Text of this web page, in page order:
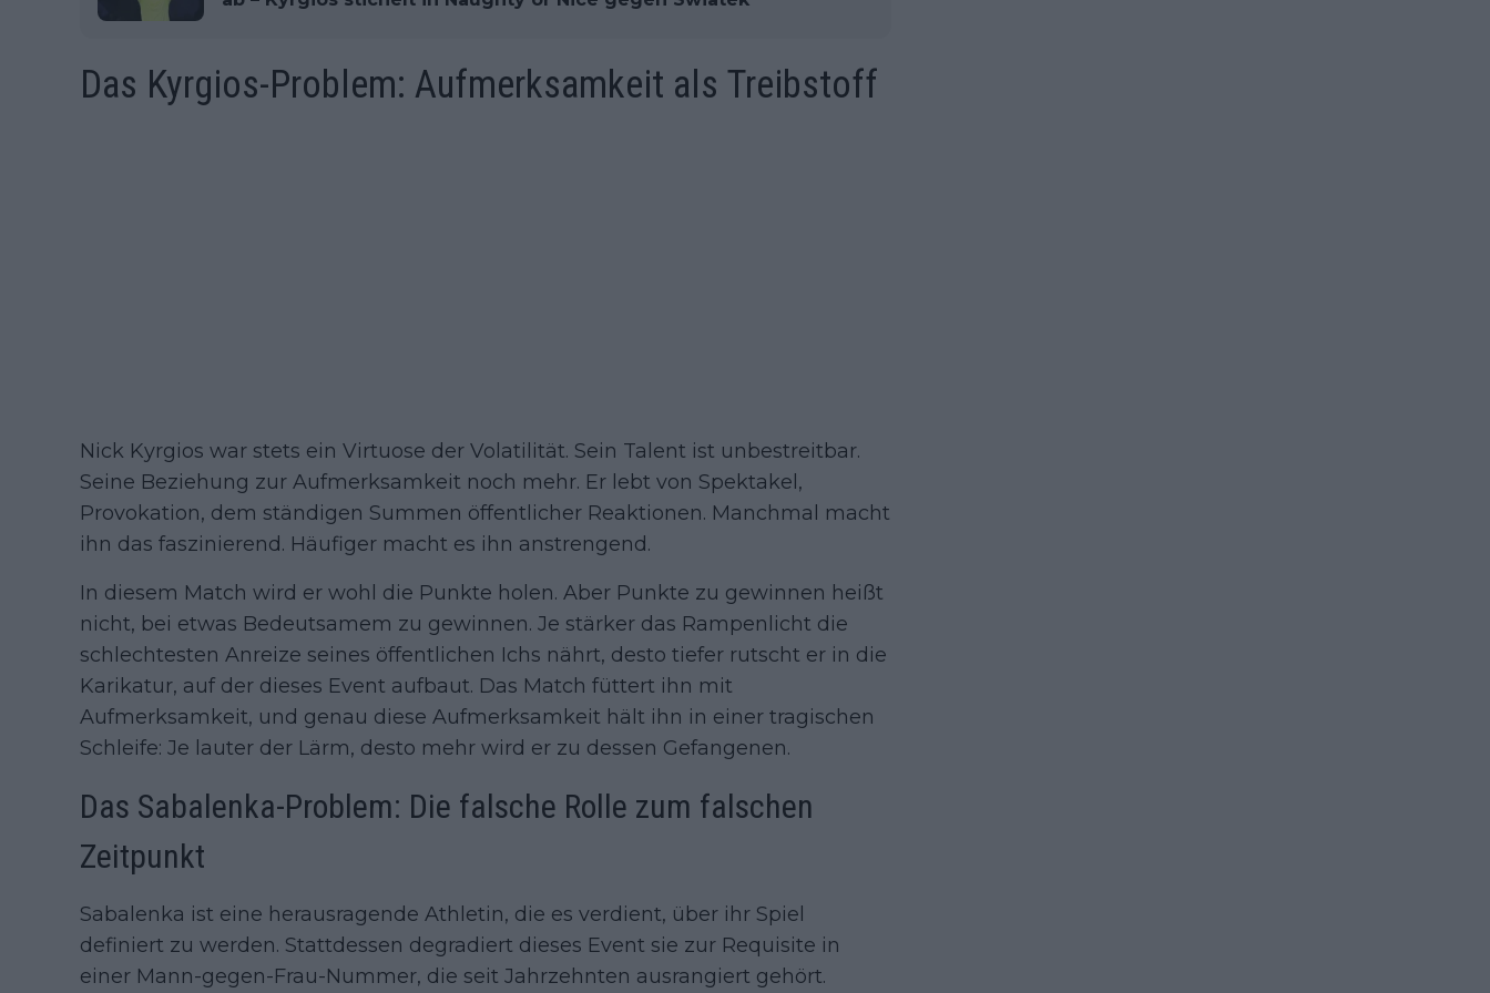
Das Kyrgios-Problem: Aufmerksamkeit als Treibstoff
Nick Kyrgios war stets ein Virtuose der Volatilität. Sein Talent ist unbestreitbar.
Seine Beziehung zur Aufmerksamkeit noch mehr. Er lebt von Spektakel,
Provokation, dem ständigen Summen öffentlicher Reaktionen. Manchmal macht
ihn das faszinierend. Häufiger macht es ihn anstrengend.
In diesem Match wird er wohl die Punkte holen. Aber Punkte zu gewinnen heißt
nicht, bei etwas Bedeutsamem zu gewinnen. Je stärker das Rampenlicht die
schlechtesten Anreize seines öffentlichen Ichs nährt, desto tiefer rutscht er in die
Karikatur, auf der dieses Event aufbaut. Das Match füttert ihn mit
Aufmerksamkeit, und genau diese Aufmerksamkeit hält ihn in einer tragischen
Schleife: Je lauter der Lärm, desto mehr wird er zu dessen Gefangenen.
Das Sabalenka-Problem: Die falsche Rolle zum falschen
Zeitpunkt
Sabalenka ist eine herausragende Athletin, die es verdient, über ihr Spiel
definiert zu werden. Stattdessen degradiert dieses Event sie zur Requisite in
einer Mann-gegen-Frau-Nummer, die seit Jahrzehnten ausrangiert gehört.